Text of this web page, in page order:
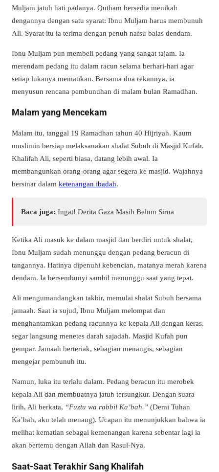
Muljam jatuh hati padanya. Qutham bersedia menikah
dengannya dengan satu syarat: Ibnu Muljam harus membunuh
Ali. Syarat itu ia terima dengan penuh nafsu balas dendam.
Ibnu Muljam pun membeli pedang yang sangat tajam. Ia
merendam pedang itu dalam racun selama berhari-hari agar
setiap lukanya mematikan. Bersama dua rekannya, ia
menyusun rencana pembunuhan di malam bulan Ramadhan.
Malam yang Mencekam
Malam itu, tanggal 19 Ramadhan tahun 40 Hijriyah. Kaum
muslimin bersiap melaksanakan shalat Subuh di Masjid Kufah.
Khalifah Ali, seperti biasa, datang lebih awal. Ia
membangunkan orang-orang agar segera ke masjid. Wajahnya
bersinar dalam ketenangan ibadah.
Baca juga: Ingat! Derita Gaza Masih Belum Sirna
Ketika Ali masuk ke dalam masjid dan berdiri untuk shalat,
Ibnu Muljam sudah menunggu dengan pedang beracun di
tangannya. Hatinya dipenuhi kebencian, matanya merah karena
dendam. Ia bersembunyi sambil menunggu saat yang tepat.
Ali mengumandangkan takbir, memulai shalat Subuh bersama
jamaah. Saat ia sujud, Ibnu Muljam melompat dan
menghantamkan pedang racunnya ke kepala Ali dengan keras.
segar langsung menetes darah sajadah. Masjid Kufah pun
gempar. Jamaah berteriak, sebagian menangis, sebagian
mengejar pembunuh itu.
Namun, luka itu terlalu dalam. Pedang beracun itu merobek
kepala Ali dan membuatnya jatuh tersungkur. Dengan suara
lirih, Ali berkata, “Fuztu wa rabbil Ka’bah.” (Demi Tuhan
Ka’bah, aku telah menang). Ucapan itu menunjukkan bahwa ia
melihat kematian sebagai kemenangan karena sebentar lagi ia
akan bertemu dengan Allah dan Rasul-Nya.
Saat-Saat Terakhir Sang Khalifah